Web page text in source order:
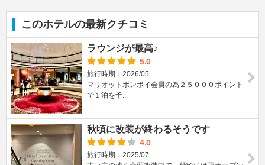
このホテルの最新クチコミ
ラウンジが最高♪
5.0
旅行時期：2026/05
マリオットボンボイ会員の為２５０００ポイント
で１泊を予...
秋頃に改装が終わるそうです
4.0
旅行時期：2025/07